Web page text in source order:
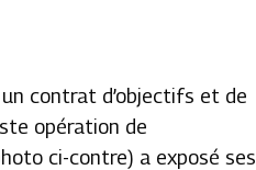
contrat d’objectifs et de
opération de
ci-contre) a exposé ses